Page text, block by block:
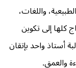
واللغات،
كلها إلى تكوين
واحد بإتقان
والعمق.